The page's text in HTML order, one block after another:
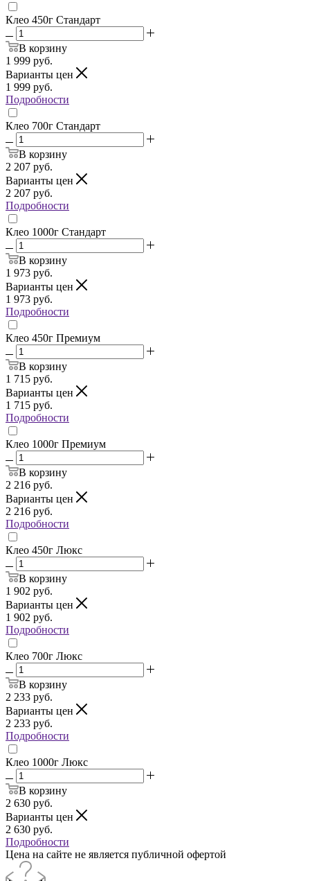
Клео 450г Стандарт
В корзину
1 999 руб.
Варианты цен
1 999 руб.
Подробности
Клео 700г Стандарт
В корзину
2 207 руб.
Варианты цен
2 207 руб.
Подробности
Клео 1000г Стандарт
В корзину
1 973 руб.
Варианты цен
1 973 руб.
Подробности
Клео 450г Премиум
В корзину
1 715 руб.
Варианты цен
1 715 руб.
Подробности
Клео 1000г Премиум
В корзину
2 216 руб.
Варианты цен
2 216 руб.
Подробности
Клео 450г Люкс
В корзину
1 902 руб.
Варианты цен
1 902 руб.
Подробности
Клео 700г Люкс
В корзину
2 233 руб.
Варианты цен
2 233 руб.
Подробности
Клео 1000г Люкс
В корзину
2 630 руб.
Варианты цен
2 630 руб.
Подробности
Цена на сайте не является публичной офертой